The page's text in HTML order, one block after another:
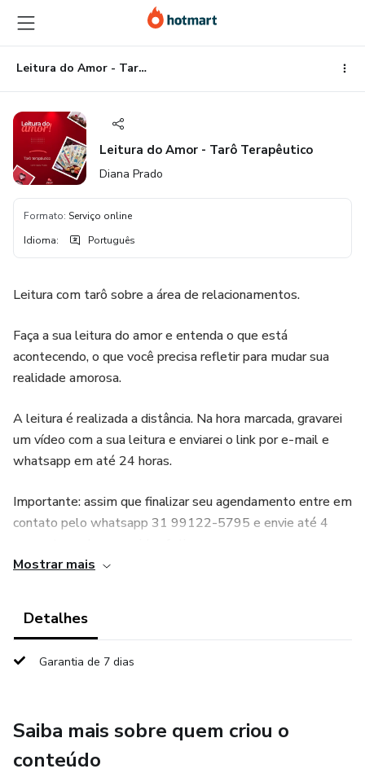
para
o
conteúdo
principal
para
o
pagamento
para
o
rodapé
Leitura do Amor - Tarô Terapêutico
Leitura do Amor - Tarô Terapêutico
Diana Prado
Formato: Serviço online
Idioma: Português
Leitura com tarô sobre a área de relacionamentos.
Faça a sua leitura do amor e entenda o que está
acontecendo, o que você precisa refletir para mudar sua
realidade amorosa.
A leitura é realizada a distância. Na hora marcada, gravarei
um vídeo com a sua leitura e enviarei o link por e-mail e
whatsapp em até 24 horas.
Importante: assim que finalizar seu agendamento entre em
contato pelo whatsapp 31 99122-5795 e envie até 4
- Percepção geral: Abrindo a porta para se conseguir uma
passa no seu íntimo.
vida afetiva: esclarecendo, verificando influências, o que
está atraindo e recusando no campo do amor e qual a
chave necessária para compreensão.
Mostrar mais
Detalhes
Garantia de 7 dias
Saiba mais sobre quem criou o
conteúdo